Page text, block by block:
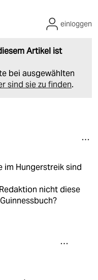
Artikel ist
bei ausgewählten
sind sie zu finden.
einloggen
im Hungerstreik sind
nicht diese